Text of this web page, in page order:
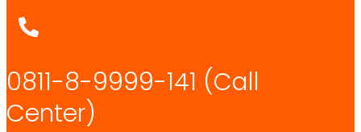
0811-8-9999-141 (Call
Center)